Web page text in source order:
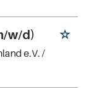
w/d)
e.V. /